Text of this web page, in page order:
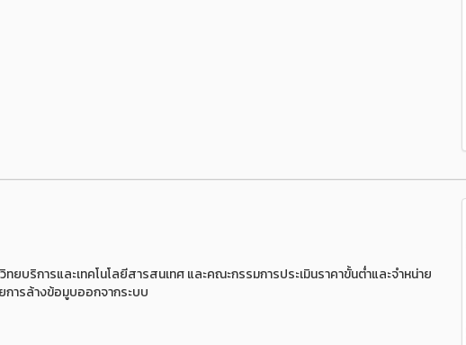
บริการและเทคโนโลยีสารสนเทศ และคณะกรรมการประเมินราคาขั้นต่ำและจำหน่าย
ารล้างข้อมูบออกจากระบบ